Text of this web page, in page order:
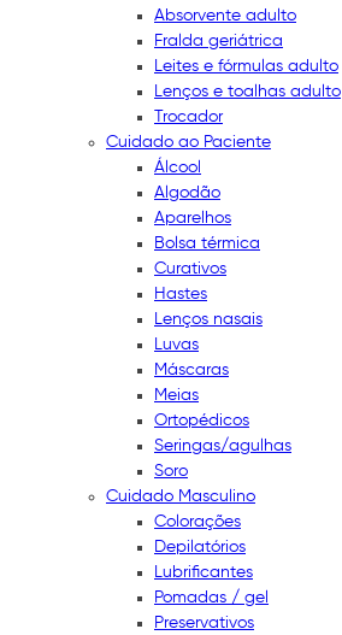
Absorvente adulto
Fralda geriátrica
Leites e fórmulas adulto
Lenços e toalhas adulto
Trocador
Cuidado ao Paciente
Álcool
Algodão
Aparelhos
Bolsa térmica
Curativos
Hastes
Lenços nasais
Luvas
Máscaras
Meias
Ortopédicos
Seringas/agulhas
Soro
Cuidado Masculino
Colorações
Depilatórios
Lubrificantes
Pomadas / gel
Preservativos